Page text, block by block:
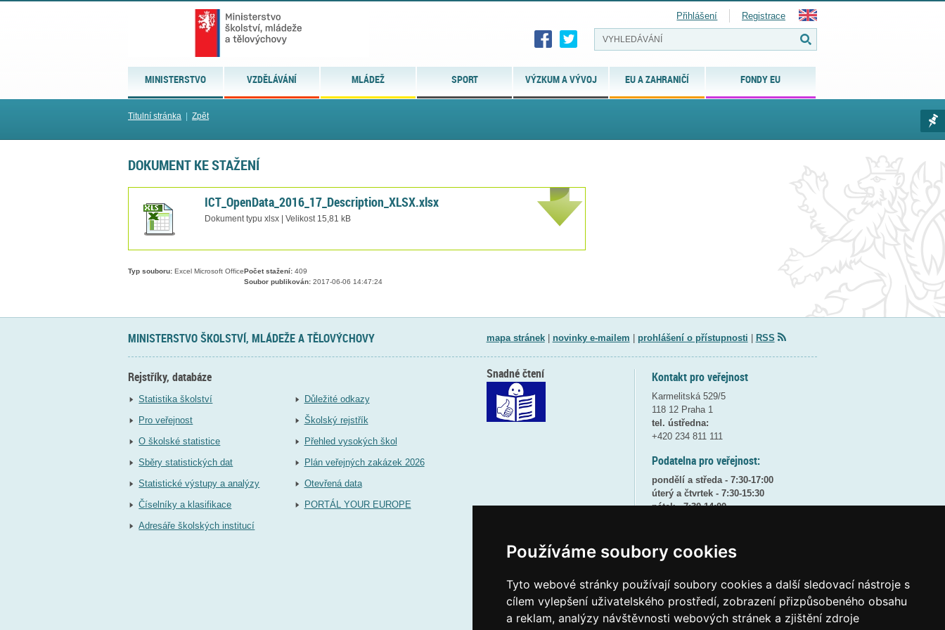
Používáme soubory cookies
Tyto webové stránky používají soubory cookies a další sledovací nástroje s
cílem vylepšení uživatelského prostředí, zobrazení přizpůsobeného obsahu
a reklam, analýzy návštěvnosti webových stránek a zjištění zdroje
MINISTERSTVO VZDĚLÁVÁNÍ MLÁDEŽ SPORT VÝZKUM A VÝVOJ EU A ZAHRANIČÍ FONDY EU
Přihlášení Registrace
Titulní stránka Zpět
DOKUMENT KE STAŽENÍ
ICT_OpenData_2016_17_Description_XLSX.xlsx
Dokument typu xlsx | Velikost 15,81 kB
Typ souboru: Excel Microsoft Office Počet stažení: 409
Soubor publikován: 2017-06-06 14:47:24
MINISTERSTVO ŠKOLSTVÍ, MLÁDEŽE A TĚLOVÝCHOVY mapa stránek| novinky e-mailem prohlášení o přístupnosti RSS
Rejstříky, databáze
Statistika školství
Pro veřejnost
O školské statistice
Sběry statistických dat
Statistické výstupy a analýzy
Číselníky a klasifikace
Adresáře školských institucí
Důležité odkazy
Školský rejstřík
Přehled vysokých škol
Plán veřejných zakázek 2026
Otevřená data
PORTÁL YOUR EUROPE
Kontakt pro veřejnost
Karmelitská 529/5
118 12 Praha 1
tel. ústředna:
+420 234 811 111
Podatelna pro veřejnost:
pondělí a středa - 7:30-17:00
úterý a čtvrtek - 7:30-15:30
pátek - 7:30-14:00
(více informacíZDE)
posta@msmtgovcz
ID datové schránky: vidaawt
Snadné čtení